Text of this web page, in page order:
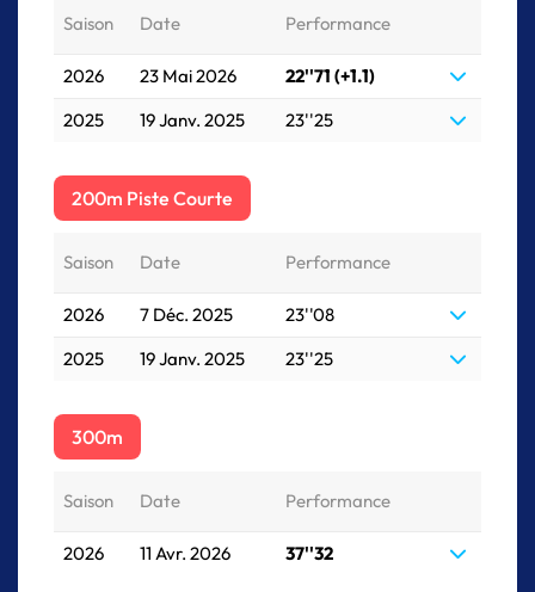
Saison Date Performance
2026 23 Mai 2026
22''71 (+1.1)
2025
19 Janv. 2025 23''25
200m Piste Courte
Saison Date Performance
2026 7 Déc. 2025
23''08
2025
19 Janv. 2025 23''25
300m
Saison Date Performance
2026 11 Avr. 2026 37''32